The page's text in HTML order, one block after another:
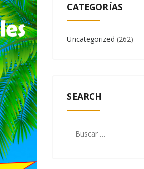
CATEGORÍAS
Uncategorized (262)
SEARCH